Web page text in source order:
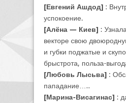
[Евгений Ашдод] :
успокоение.
[Алёна — Киев] :
векторе свою
и губки поджатые и
брыстрота, польза-
[Любовь Лысьва] :
пападание…..
[Марина-Висагинас] :